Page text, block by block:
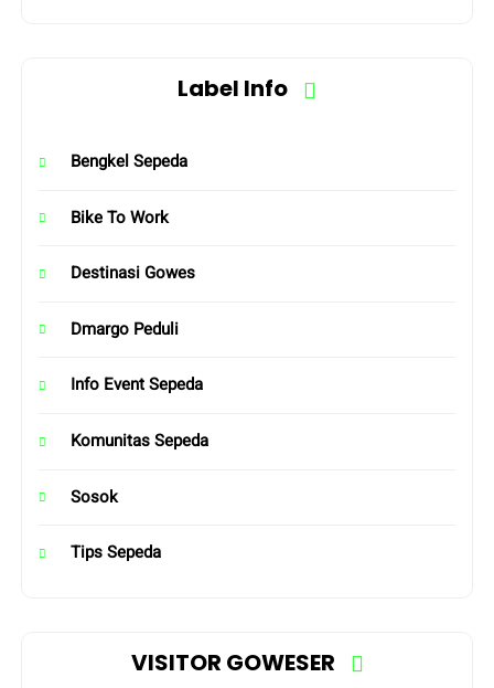
Label Info
Bengkel Sepeda
Bike To Work
Destinasi Gowes
Dmargo Peduli
Info Event Sepeda
Komunitas Sepeda
Sosok
Tips Sepeda
VISITOR GOWESER